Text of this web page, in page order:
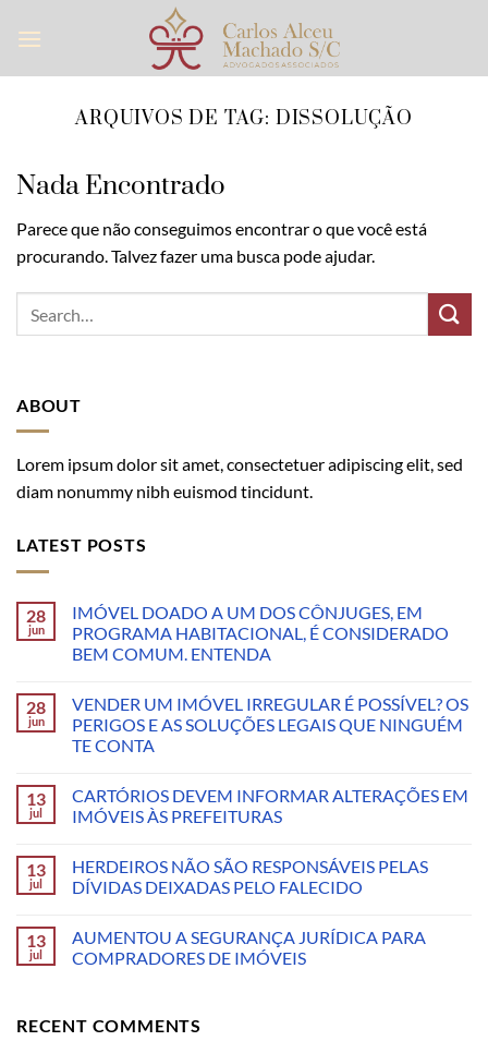
ARQUIVOS DE TAG: DISSOLUÇÃO
Nada Encontrado
Parece que não conseguimos encontrar o que você está
procurando. Talvez fazer uma busca pode ajudar.
ABOUT
Lorem ipsum dolor sit amet, consectetuer adipiscing elit, sed
diam nonummy nibh euismod tincidunt.
LATEST POSTS
28
jun
IMÓVEL DOADO A UM DOS CÔNJUGES, EM
PROGRAMA HABITACIONAL, É CONSIDERADO
BEM COMUM. ENTENDA
28
jun
VENDER UM IMÓVEL IRREGULAR É POSSÍVEL? OS
PERIGOS E AS SOLUÇÕES LEGAIS QUE NINGUÉM
TE CONTA
13
jul
CARTÓRIOS DEVEM INFORMAR ALTERAÇÕES EM
IMÓVEIS ÀS PREFEITURAS
13
jul
HERDEIROS NÃO SÃO RESPONSÁVEIS PELAS
DÍVIDAS DEIXADAS PELO FALECIDO
13
jul
AUMENTOU A SEGURANÇA JURÍDICA PARA
COMPRADORES DE IMÓVEIS
RECENT COMMENTS